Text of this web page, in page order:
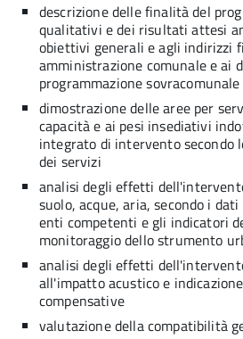
descrizione delle finalità del
qualitativi e dei risultati attesi
obiettivi generali e agli indirizzi
amministrazione comunale e ai
programmazione sovracomunale
dimostrazione delle aree per
capacità e ai pesi insediativi
integrato di intervento secondo
dei servizi
analisi degli effetti
suolo, acque, aria, secondo i
enti competenti e gli indicatori
monitoraggio dello strumento
analisi degli effetti
all'impatto acustico e
compensative
valutazione della compatibilità